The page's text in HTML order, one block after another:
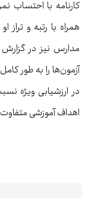
کارنامه با احتساب
همراه با رتبه و
مدارس نیز در
آزمون‌ها را به طور
در ارزشیابی ویژه
اهداف آموزشی